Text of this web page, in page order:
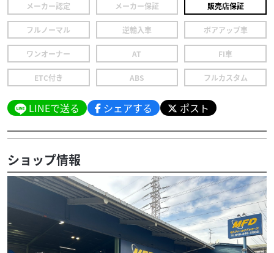
メーカー認定 メーカー保証 販売店保証
フルノーマル 逆輸入車 ボアアップ車
ワンオーナー AT FI車
ETC付き ABS フルカスタム
LINEで送る シェアする ポスト
ショップ情報